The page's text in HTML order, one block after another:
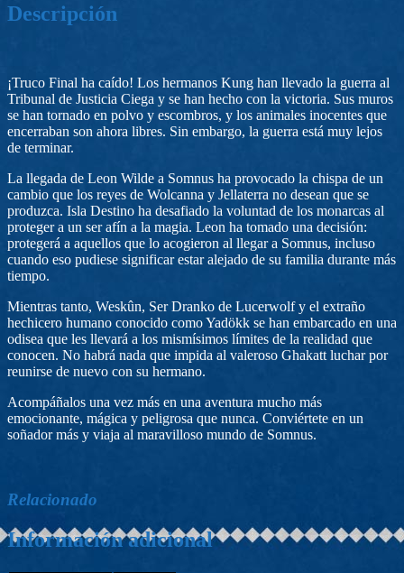
Descripción
¡Truco Final ha caído! Los hermanos Kung han llevado la guerra al
Tribunal de Justicia Ciega y se han hecho con la victoria. Sus muros
se han tornado en polvo y escombros, y los animales inocentes que
encerraban son ahora libres. Sin embargo, la guerra está muy lejos
de terminar.
La llegada de Leon Wilde a Somnus ha provocado la chispa de un
cambio que los reyes de Wolcanna y Jellaterra no desean que se
produzca. Isla Destino ha desafiado la voluntad de los monarcas al
proteger a un ser afín a la magia. Leon ha tomado una decisión:
protegerá a aquellos que lo acogieron al llegar a Somnus, incluso
cuando eso pudiese significar estar alejado de su familia durante más
tiempo.
Mientras tanto, Weskûn, Ser Dranko de Lucerwolf y el extraño
hechicero humano conocido como Yadökk se han embarcado en una
odisea que les llevará a los mismísimos límites de la realidad que
conocen. No habrá nada que impida al valeroso Ghakatt luchar por
reunirse de nuevo con su hermano.
Acompáñalos una vez más en una aventura mucho más
emocionante, mágica y peligrosa que nunca. Conviértete en un
soñador más y viaja al maravilloso mundo de Somnus.
Relacionado
Información adicional